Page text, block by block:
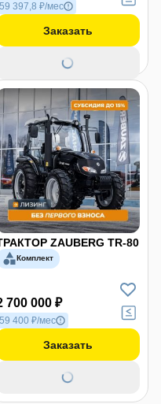
59 397,8 ₽/мес
Заказать
ZAUBERG TR-80
Комплект
700 000 ₽
59 400 ₽/мес
Заказать